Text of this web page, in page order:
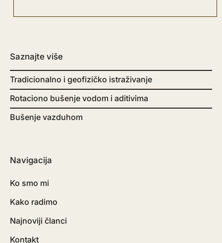
Saznajte više
Tradicionalno i geofizičko istraživanje
Rotaciono bušenje vodom i aditivima
Bušenje vazduhom
Navigacija
Ko smo mi
Kako radimo
Najnoviji članci
Kontakt